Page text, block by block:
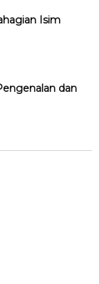
Isim
dan